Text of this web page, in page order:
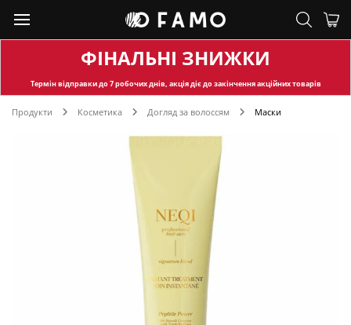
ФІНАЛЬНІ ЗНИЖКИ
Термін відправкидо 7 робочих днів, акція діє до закінчення акційних товарів
Продукти Косметика Догляд за волоссям Маски